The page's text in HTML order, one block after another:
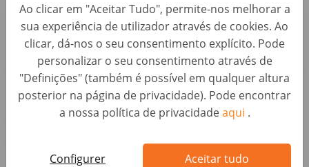
Ao clicar em "Aceitar Tudo", permite-nos melhorar a
sua experiência de utilizador através de cookies. Ao
clicar, dá-nos o seu consentimento explícito. Pode
personalizar o seu consentimento através de
"Definições" (também é possível em qualquer altura
posterior na página de privacidade). Pode encontrar
a nossa política de privacidadeaqui .
Configurer Aceitar tudo
Sales Operations Analyst - Planning &
Performance Team (m/w/d)
Vendas • Alemanha, Berlin
AUTO1 Group
Account Manager B2B - Remote (d/m/w)
Vendas • Alemanha, Berlin